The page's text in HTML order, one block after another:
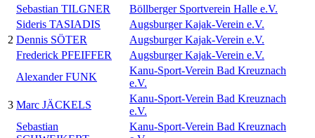
Sebastian TILGNER
Böllberger Sportverein Halle e.V.
2
Sideris TASIADIS
Augsburger Kajak-Verein e.V.
Dennis SÖTER
Augsburger Kajak-Verein e.V.
Frederick PFEIFFER
Augsburger Kajak-Verein e.V.
3
Alexander FUNK
Kanu-Sport-Verein Bad Kreuznach
e.V.
Marc JÄCKELS
Kanu-Sport-Verein Bad Kreuznach
e.V.
Sebastian
Kanu-Sport-Verein Bad Kreuznach